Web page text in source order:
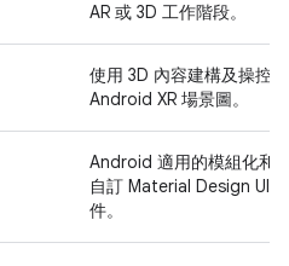
AR 或 3D 工作階段。
使用 3D 內容建構及操控
Android XR 場景圖。
Android 適用的模組化和
自訂 Material Design UI
件。